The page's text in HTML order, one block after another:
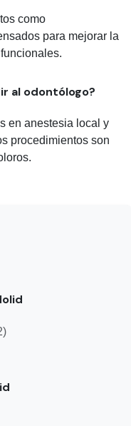
como
para mejorar la
al odontólogo?
en anestesia local y
procedimientos son